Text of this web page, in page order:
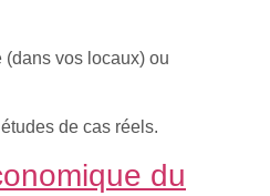
vos locaux) ou
de cas réels.
du